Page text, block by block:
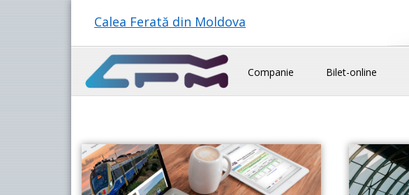
Calea Ferată din Moldova
Companie Bilet-online